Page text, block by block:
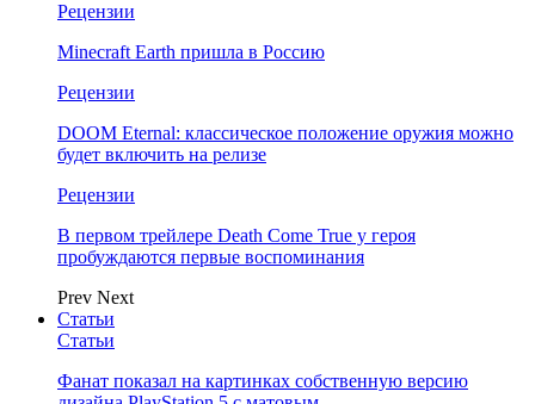
Рецензии
Minecraft Earth пришла в Россию
Рецензии
DOOM Eternal: классическое положение оружия можно
будет включить на релизе
Рецензии
В первом трейлере Death Come True у героя
пробуждаются первые воспоминания
Prev Next
Статьи
Статьи
Фанат показал на картинках собственную версию